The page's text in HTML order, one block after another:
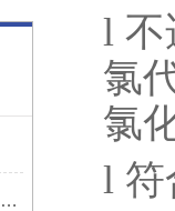
解析Blacoh脉冲阻尼器对降低噪音的显著作用
l 不
氯
氯
l 符